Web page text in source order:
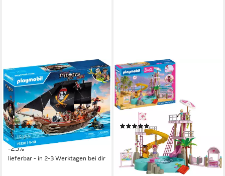
PLAYMOBIL®
Großes Piratenschiff (71530),
Pirates Konstruktions-
Spielset, (137 St), Made in
Europe
(16)
ab 77,32 € UVP99,99 €
-23%
lieferbar - in 2-3 Werktagen bei dir
PLAYMOBIL®
PLAYMOBIL x Barbie™
Wasserpark (72120), Barbie™
Konstruktions-Spielset, (146
St), Made in Europe
(2)
ab 79,99 € UVP99,99 €
nur diesen Monat
-20%
lieferbar in 2 Wochen